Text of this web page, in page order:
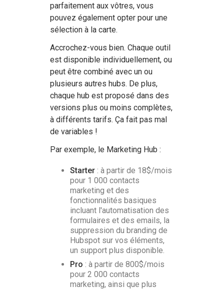
parfaitement aux vôtres, vous
pouvez également opter pour une
sélection à la carte.
Accrochez-vous bien. Chaque outil
est disponible individuellement, ou
peut être combiné avec un ou
plusieurs autres hubs. De plus,
chaque hub est proposé dans des
versions plus ou moins complètes,
à différents tarifs. Ça fait pas mal
de variables !
Par exemple, le Marketing Hub :
Starter : à partir de 18$/mois
pour 1 000 contacts
marketing et des
fonctionnalités basiques
incluant l'automatisation des
formulaires et des emails, la
suppression du branding de
Hubspot sur vos éléments,
un support plus disponible.
Pro : à partir de 800$/mois
pour 2 000 contacts
marketing, ainsi que plus